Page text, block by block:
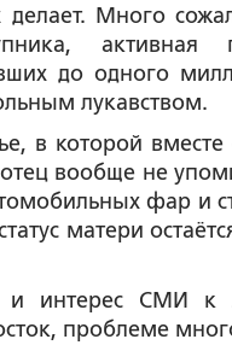
делает. Много
активная
до одного
лукавством.
в которой
вообще не
фар и
матери
и интерес СМИ к
проблеме